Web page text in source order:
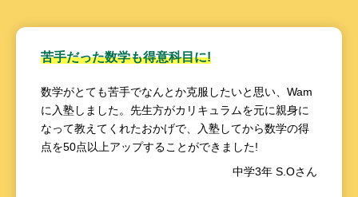
苦手だった数学も得意科目に!
数学がとても苦手でなんとか克服したいと思い、Wam
に入塾しました。先生方がカリキュラムを元に親身に
なって教えてくれたおかげで、入塾してから数学の得
点を50点以上アップすることができました!
中学3年 S.Oさん